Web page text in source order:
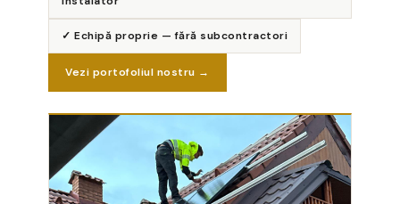
Pat de cablu PVC
Pini, riglete, cleme
Țeavă PVC și copex
Cofrete, dulapuri și doze
Cofrete de plastic și accesorii
✓ Echipă proprie — fără subcontractori
Vezi portofoliul nostru →